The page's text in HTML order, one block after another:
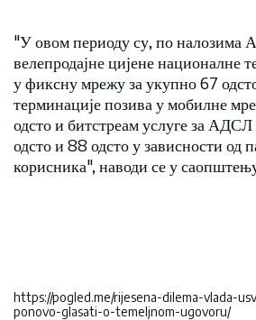
"У овом периоду су, по налозима
велепродајне цијене националне
у фиксну мрежу за укупно 67
терминације позива у мобилне
одсто и битстреам услуге за
одсто и 88 одсто у зависности од
корисника", наводи се у
https://pogled.me/rijesena-dilema-vlada-
ponovo-glasati-o-temeljnom-ugovoru/